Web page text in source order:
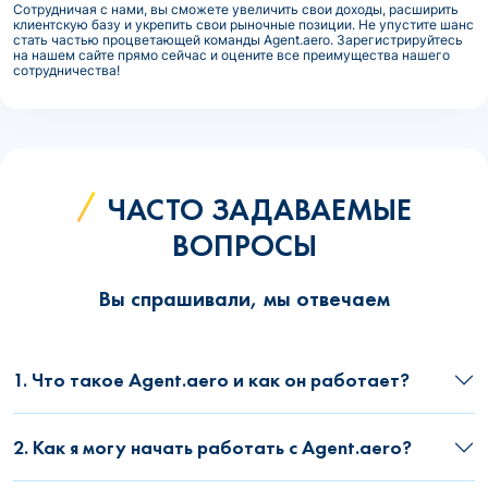
Сотрудничая с нами, вы сможете увеличить свои доходы, расширить
клиентскую базу и укрепить свои рыночные позиции. Не упустите шанс
стать частью процветающей команды Agent.aero. Зарегистрируйтесь
на нашем сайте прямо сейчас и оцените все преимущества нашего
сотрудничества!
ЧАСТО ЗАДАВАЕМЫЕ
ВОПРОСЫ
Вы спрашивали, мы отвечаем
1. Что такое Agent.aero и как он работает?
2. Как я могу начать работать с Agent.aero?